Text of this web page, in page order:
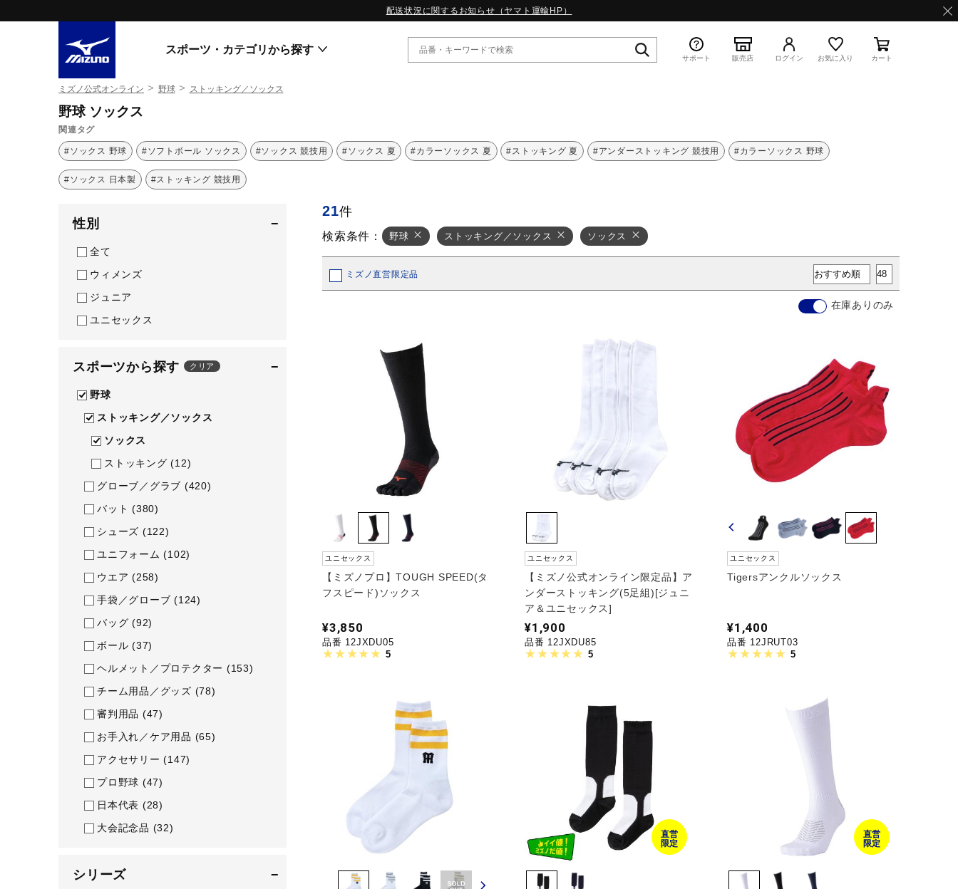
配送状況に関するお知らせ（ヤマト運輸HP）
スポーツ・カテゴリから探す
スニーカー
ライフスタイルウエア
ランニング
サッカー／フットサル
ゴルフ
バドミントン
陸上競技
ソフトボール
ウィンタースポーツ
ワーキング
寝具／ミズノスリープ
アウトドア／レイン
サポーター
健康／エクササイズ
ジュニア／キッズ
その他
すべてのシリーズ
WAVE PROPHECY
MORELIA LS
WP13.2｜特集
MORELIA LS｜特集
WP STRAP｜特集
スペシャルカラーパック｜特集
WP STRAP 2｜特集
マーガレット・ハウエル｜特集
KICKS & ECHO｜特集
特集
サポート 販売店 ログイン お気に入り カート
ミズノ公式オンライン > 野球 > ストッキング／ソックス
野球 ソックス
関連タグ
#ソックス 野球 #ソフトボール ソックス #ソックス 競技用 #ソックス 夏 #カラーソックス 夏 #ストッキング 夏 #アンダーストッキング 競技用 #カラーソックス 野球
#ソックス 日本製 #ストッキング 競技用
性別 −
全て
ウィメンズ
ジュニア
ユニセックス
スポーツから探す クリア −
野球
ストッキング／ソックス
ソックス
ストッキング (12)
グローブ／グラブ (420)
バット (380)
シューズ (122)
ユニフォーム (102)
ウエア (258)
手袋／グローブ (124)
バッグ (92)
ボール (37)
ヘルメット／プロテクター (153)
チーム用品／グッズ (78)
審判用品 (47)
お手入れ／ケア用品 (65)
アクセサリー (147)
プロ野球 (47)
日本代表 (28)
大会記念品 (32)
シリーズ −
21件
検索条件： 野球 ストッキング／ソックス ソックス
ミズノ直営限定品
在庫ありのみ
ユニセックス
【ミズノプロ】TOUGH SPEED(タ
フスピード)ソックス
¥3,850
品番 12JXDU05
5
ユニセックス
【ミズノ公式オンライン限定品】ア
ンダーストッキング(5足組)[ジュニ
ア＆ユニセックス]
¥1,900
品番 12JXDU85
5
ユニセックス
Tigersアンクルソックス
¥1,400
品番 12JRUT03
5
直営
限定
直営
限定